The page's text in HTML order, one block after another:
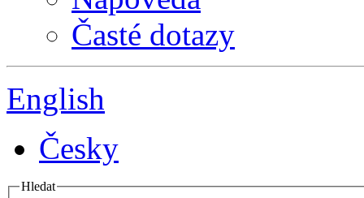
Časté dotazy
English
Česky
Hledat